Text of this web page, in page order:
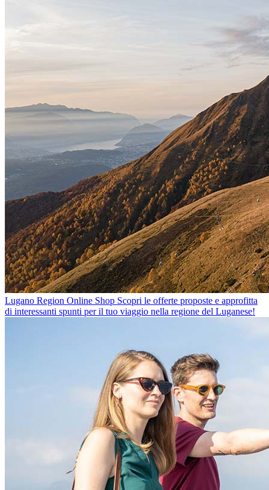
Lugano Region Online Shop Scopri le offerte proposte e approfitta
di interessanti spunti per il tuo viaggio nella regione del Luganese!